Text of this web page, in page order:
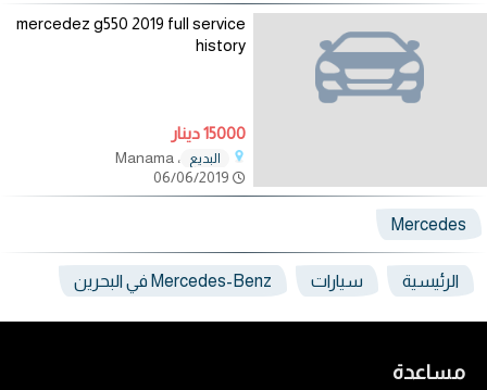
mercedez g550 2019 full service
history
15000 دينار
البديع
، Manama
Mercedes
الرئيسية سيارات Mercedes-Benz في البحرين
مساعدة